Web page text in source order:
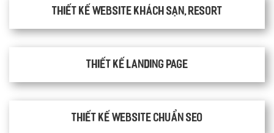
Thiết kế website khách sạn, resort
Thiết kế Landing Page
Thiết kế website chuẩn SEO